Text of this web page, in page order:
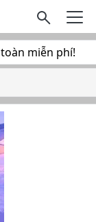
miễn phí!